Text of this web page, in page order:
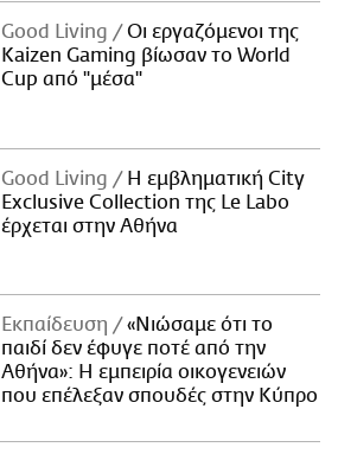
Good Living
Οι εργαζόμενοι της
Kaizen Gaming βίωσαν το World
Cup από "μέσα"
Good Living
Η εμβληματική City
Exclusive Collection της Le Labo
έρχεται στην Αθήνα
Εκπαίδευση
«Νιώσαμε ότι το
παιδί δεν έφυγε ποτέ από την
Αθήνα»: Η εμπειρία οικογενειών
που επέλεξαν σπουδές στην Κύπρο